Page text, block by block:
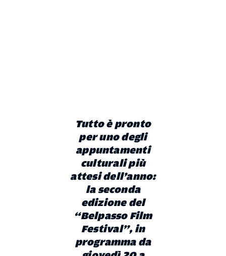
Tutto è pronto
per uno degli
appuntamenti
culturali più
attesi dell’anno:
la seconda
edizione del
“Belpasso Film
Festival”, in
programma da